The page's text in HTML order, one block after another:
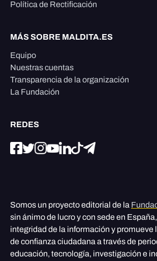
Política de Rectificación
MÁS SOBRE MALDITA.ES
Equipo
Nuestras cuentas
Transparencia de la organización
La Fundación
REDES
Somos un proyecto editorial de la
sin ánimo de lucro y con sede en
integridad de la información y promueve
de confianza ciudadana a través de
educación, tecnología, investigación e